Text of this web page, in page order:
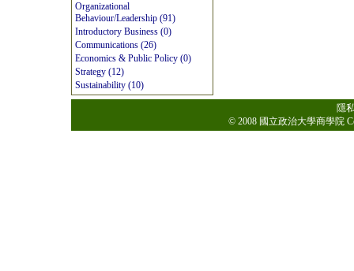
Organizational
Behaviour/Leadership (91)
Introductory Business (0)
Communications (26)
Economics & Public Policy (0)
Strategy (12)
Sustainability (10)
隱
© 2008 國立政治大學商學院